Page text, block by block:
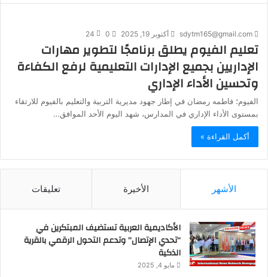
sdytm165@gmail.com أكتوبر 19, 2025 0
24
تعليم الفيوم يطلق برنامجًا لتطوير مهارات
الإداريين بجميع الإدارات التعليمية لرفع الكفاءة
وتحسين الأداء الإداري
الفيوم؛ فاطمه رمضان في إطار جهود مديرية التربية والتعليم بالفيوم للارتقاء
بمستوى الأداء الإداري في المدارس، شهد اليوم الأحد الموافق…
أكمل القراءة »
الأشهر الأخيرة تعليقات
الأكاديمية العربية تستضيف المبتكرين في
“تحدي الإتصال” وتدعم التحول الرقمي بالقرية
الذكية
مايو 4, 2025